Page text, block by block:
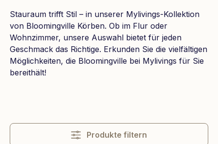
Stauraum trifft Stil – in unserer Mylivings-Kollektion
von Bloomingville Körben. Ob im Flur oder
Wohnzimmer, unsere Auswahl bietet für jeden
Geschmack das Richtige. Erkunden Sie die vielfältigen
Möglichkeiten, die Bloomingville bei Mylivings für Sie
bereithält!
Produkte filtern